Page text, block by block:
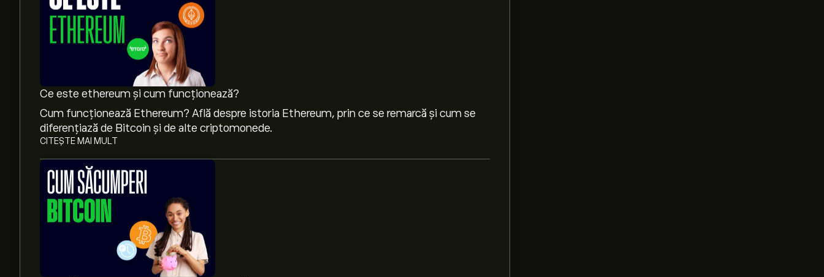
Ce este ethereum și cum funcționează?
Cum funcționează Ethereum? Află despre istoria Ethereum, prin ce se remarcă și cum se
CITEȘTE MAI MULT